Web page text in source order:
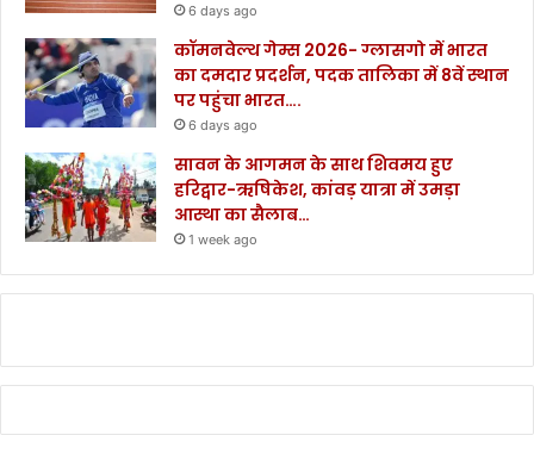
6 days ago
कॉमनवेल्थ गेम्स 2026- ग्लासगो में भारत
का दमदार प्रदर्शन, पदक तालिका में 8वें स्थान
पर पहुंचा भारत….
6 days ago
सावन के आगमन के साथ शिवमय हुए
हरिद्वार-ऋषिकेश, कांवड़ यात्रा में उमड़ा
आस्था का सैलाब…
1 week ago